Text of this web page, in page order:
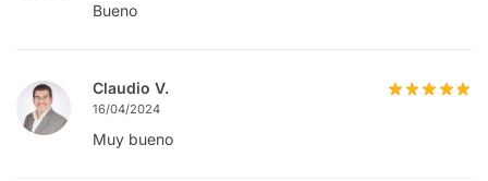
Bueno
Claudio V.
16/04/2024
Muy bueno